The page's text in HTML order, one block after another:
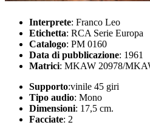
Interprete: Franco Leo
Etichetta: RCA Serie Europa
Catalogo: PM 0160
Data di pubblicazione: 1961
Matrici: MKAW 20978/
Supporto:vinile 45 giri
Tipo audio: Mono
Dimensioni: 17,5 cm.
Facciate: 2